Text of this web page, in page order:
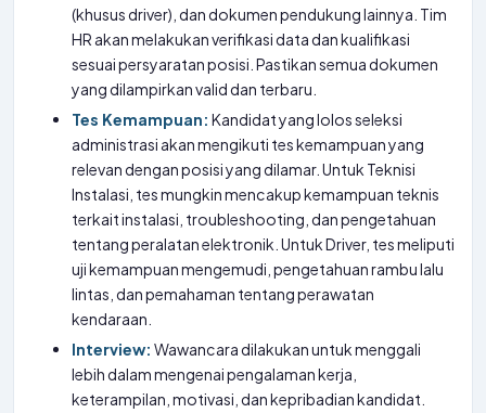
(khusus driver), dan dokumen pendukung lainnya. Tim
HR akan melakukan verifikasi data dan kualifikasi
sesuai persyaratan posisi. Pastikan semua dokumen
yang dilampirkan valid dan terbaru.
Tes Kemampuan: Kandidat yang lolos seleksi
administrasi akan mengikuti tes kemampuan yang
relevan dengan posisi yang dilamar. Untuk Teknisi
Instalasi, tes mungkin mencakup kemampuan teknis
terkait instalasi, troubleshooting, dan pengetahuan
tentang peralatan elektronik. Untuk Driver, tes meliputi
uji kemampuan mengemudi, pengetahuan rambu lalu
lintas, dan pemahaman tentang perawatan
kendaraan.
Interview: Wawancara dilakukan untuk menggali
lebih dalam mengenai pengalaman kerja,
keterampilan, motivasi, dan kepribadian kandidat.